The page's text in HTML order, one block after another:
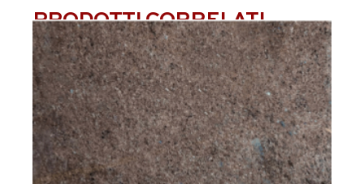
PRODOTTI CORRELATI